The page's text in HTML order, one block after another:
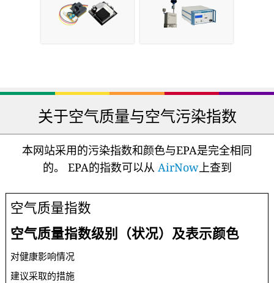
关于空气质量与空气污染指数
本网站采用的污染指数和颜色与EPA是完全相同
的。 EPA的指数可以从 AirNow上查到
空气质量指数
空气质量指数级别（状况）及表示颜色
对健康影响情况
建议采取的措施